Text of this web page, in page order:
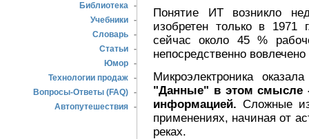
Библиотека -
Учебники -
Словарь -
Статьи -
Юмор -
Технологии продаж -
Вопросы-Ответы (FAQ) -
Автопутешествия -
Понятие ИТ возникло
изобретен только в 1971
сейчас около 45 %
непосредственно
Микроэлектроника
"Данные" в этом смысле -
информацией. Сложные
применениях, начиная от
реках.